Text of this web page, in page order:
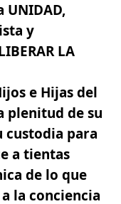
UNIDAD,
y
LA
e Hijas del
plenitud de su
custodia para
a tientas
de lo que
la conciencia